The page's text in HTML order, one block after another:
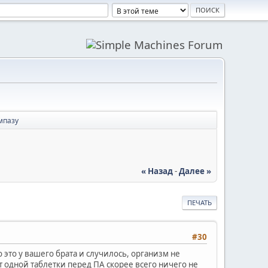
« Назад-Далее »
ПЕЧАТЬ
#30
у вашего брата и случилось, организм не
таблетки перед ПА скорее всего ничего не